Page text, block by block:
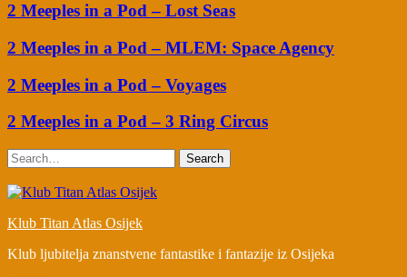
2 Meeples in a Pod – Lost Seas
2 Meeples in a Pod – MLEM: Space Agency
2 Meeples in a Pod – Voyages
2 Meeples in a Pod – 3 Ring Circus
Search
Klub Titan Atlas Osijek
Klub ljubitelja znanstvene fantastike i fantazije iz Osijeka